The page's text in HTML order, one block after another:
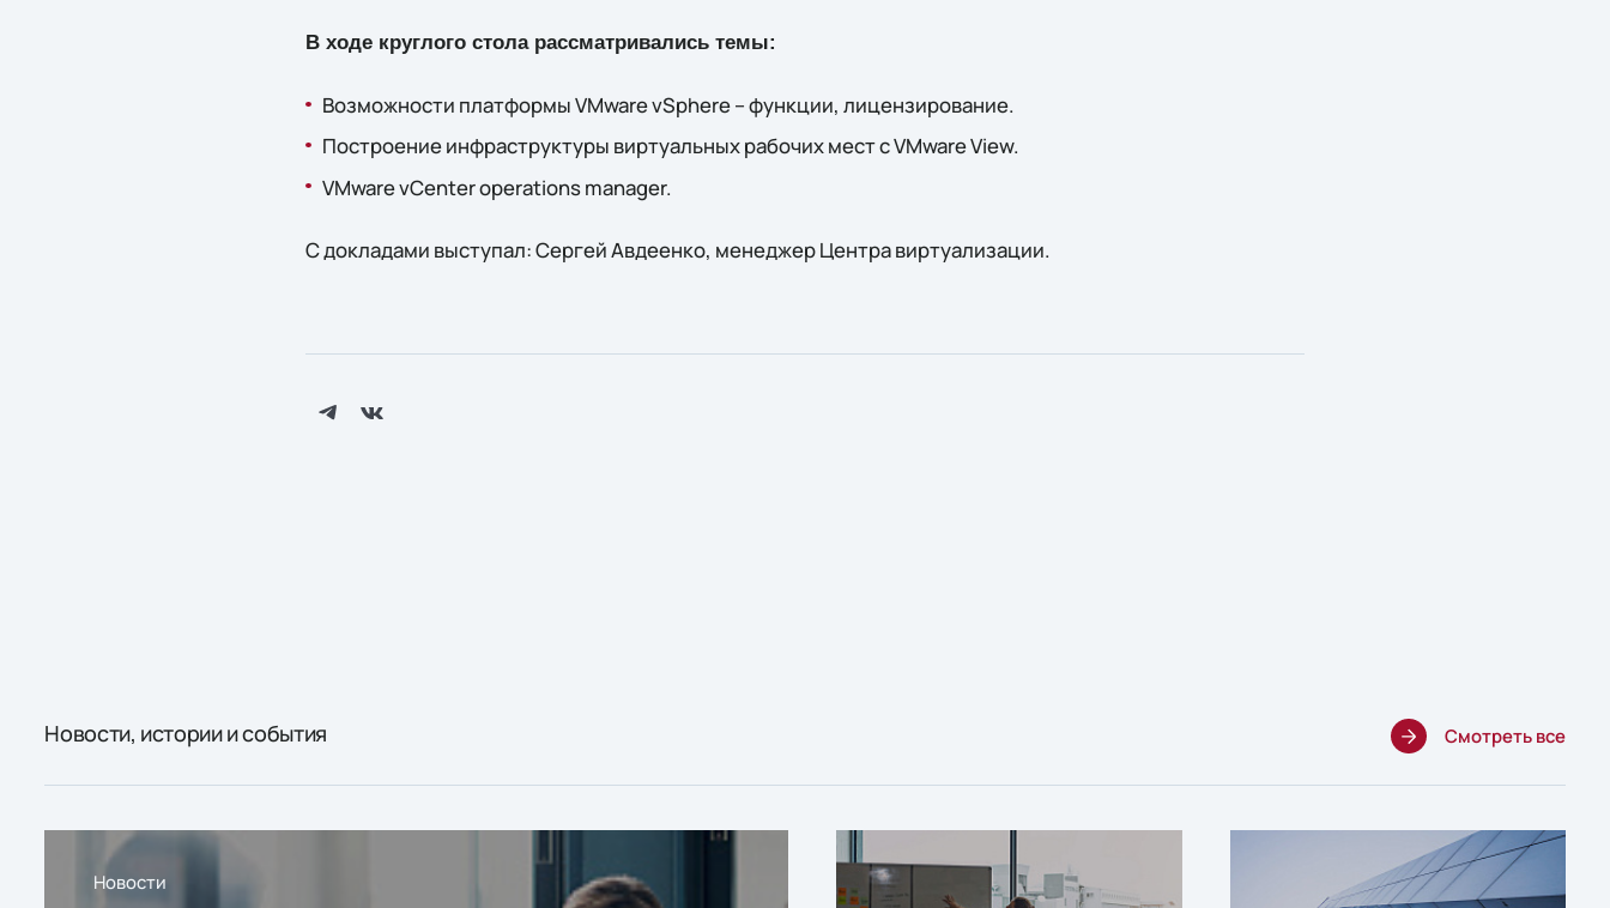
В ходе круглого стола рассматривались темы:
Возможности платформы VMware vSphere – функции, лицензирование.
Построение инфраструктуры виртуальных рабочих мест с VMware View.
VMware vCenter operations manager.
С докладами выступал: Сергей Авдеенко, менеджер Центра виртуализации.
Новости, истории и события Смотреть все
Новости